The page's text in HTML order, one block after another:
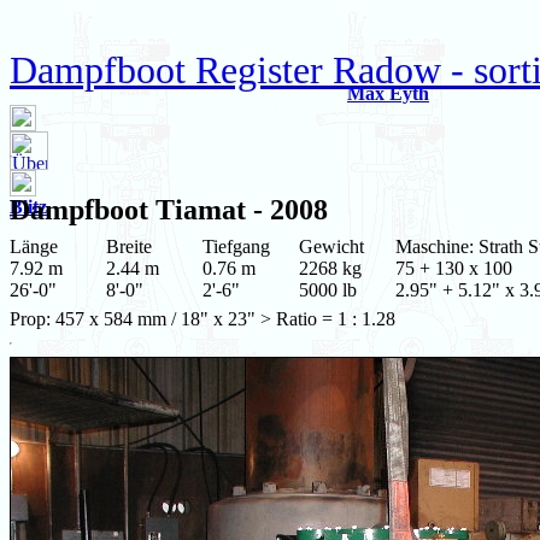
Dampfboot Register Radow -
Max Eyth
Blitz
Dampfboot Tiamat - 2008
Länge
7.92 m
26'-0"
Breite
2.44 m
8'-0"
Tiefgang
0.76 m
2'-6"
Gewicht
2268 kg
5000 lb
Maschine: Strath
75 + 130 x 100
2.95" + 5.12" x
Prop: 457 x 584 mm / 18" x 23" > Ratio = 1 : 1.28